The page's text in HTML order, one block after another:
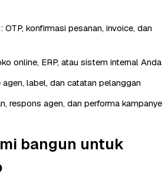
konfirmasi pesanan, invoice, dan
online, ERP, atau sistem internal Anda
label, dan catatan pelanggan
respons agen, dan performa kampanye
bangun untuk